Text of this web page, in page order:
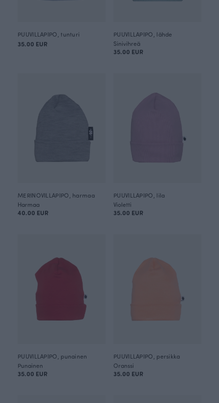
PUUVILLAPIPO, tunturi
35.00 EUR
PUUVILLAPIPO, lähde
Sinivihreä
35.00 EUR
MERINOVILLAPIPO, harmaa
Harmaa
40.00 EUR
PUUVILLAPIPO, lila
Violetti
35.00 EUR
PUUVILLAPIPO, punainen
Punainen
35.00 EUR
PUUVILLAPIPO, persikka
Oranssi
35.00 EUR